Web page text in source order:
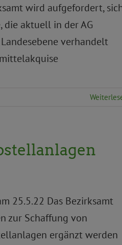
wird aufgefordert,
die aktuell in der AG
verhandelt
25.5.22 Das Bezirksamt
zur Schaffung von
ergänzt werden